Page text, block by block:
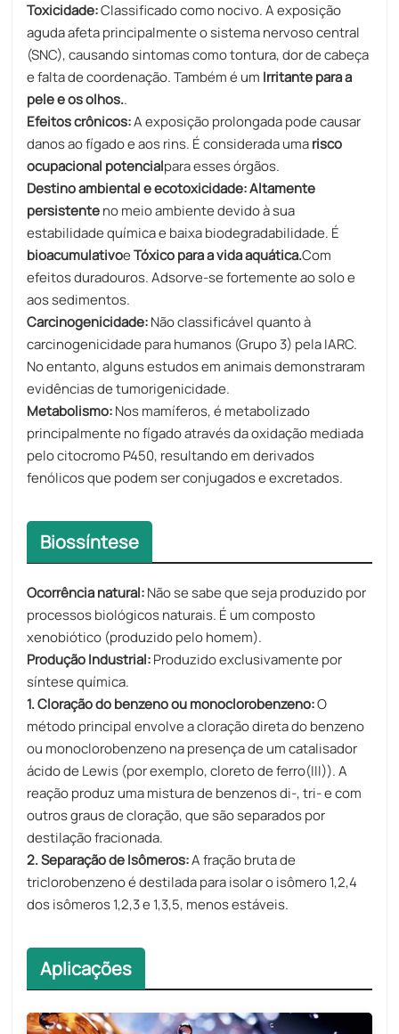
Toxicidade:Classificado como nocivo. A exposição
aguda afeta principalmente o sistema nervoso central
(SNC), causando sintomas como tontura, dor de cabeça
e falta de coordenação. Também é um Irritante para a
pele e os olhos..
Efeitos crônicos:A exposição prolongada pode causar
danos ao fígado e aos rins. É considerada umarisco
ocupacional potencialpara esses órgãos.
Destino ambiental e ecotoxicidade:​Altamente
persistenteno meio ambiente devido à sua
estabilidade química e baixa biodegradabilidade. É
bioacumulativoeTóxico para a vida aquática.Com
efeitos duradouros. Adsorve-se fortemente ao solo e
aos sedimentos.
Carcinogenicidade:Não classificável quanto à
carcinogenicidade para humanos (Grupo 3) pela IARC.
No entanto, alguns estudos em animais demonstraram
evidências de tumorigenicidade.
Metabolismo:Nos mamíferos, é metabolizado
principalmente no fígado através da oxidação mediada
pelo citocromo P450, resultando em derivados
fenólicos que podem ser conjugados e excretados.
Biossíntese
Ocorrência natural:Não se sabe que seja produzido por
processos biológicos naturais. É um composto
xenobiótico (produzido pelo homem).
Produção Industrial:Produzido exclusivamente por
síntese química.
1. Cloração do benzeno ou monoclorobenzeno:O
método principal envolve a cloração direta do benzeno
ou monoclorobenzeno na presença de um catalisador
ácido de Lewis (por exemplo, cloreto de ferro(III)). A
reação produz uma mistura de benzenos di-, tri- e com
outros graus de cloração, que são separados por
destilação fracionada.
2. Separação de Isômeros:A fração bruta de
triclorobenzeno é destilada para isolar o isômero 1,2,4
dos isômeros 1,2,3 e 1,3,5, menos estáveis.
Aplicações